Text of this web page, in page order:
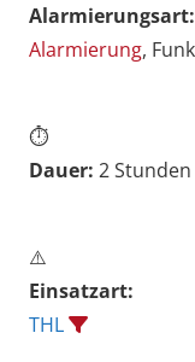
Alarmierungsart:
Alarmierung,
⏱️
Dauer: 2
⚠️
Einsatzart:
THL